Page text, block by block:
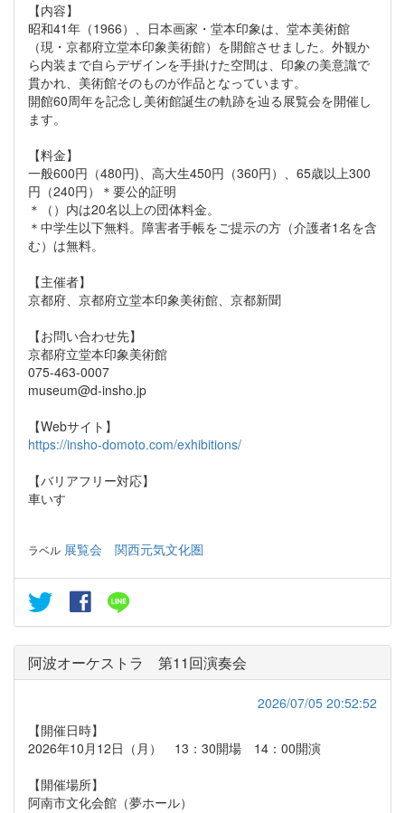
【内容】
昭和41年（1966）、日本画家・堂本印象は、堂本美術館
（現・京都府立堂本印象美術館）を開館させました。外観か
ら内装まで自らデザインを手掛けた空間は、印象の美意識で
貫かれ、美術館そのものが作品となっています。
開館60周年を記念し美術館誕生の軌跡を辿る展覧会を開催し
ます。
【料金】
一般600円（480円)、高大生450円（360円）、65歳以上300
円（240円）＊要公的証明
＊（）内は20名以上の団体料金。
＊中学生以下無料。障害者手帳をご提示の方（介護者1名を含
む）は無料。
【主催者】
京都府、京都府立堂本印象美術館、京都新聞
【お問い合わせ先】
京都府立堂本印象美術館
075-463-0007
museum@d-insho.jp
【Webサイト】
https://insho-domoto.com/exhibitions/
【バリアフリー対応】
車いす
ラベル 展覧会 関西元気文化圏
阿波オーケストラ 第11回演奏会
2026/07/05 20:52:52
【開催日時】
2026年10月12日（月） 13：30開場 14：00開演
【開催場所】
阿南市文化会館（夢ホール）